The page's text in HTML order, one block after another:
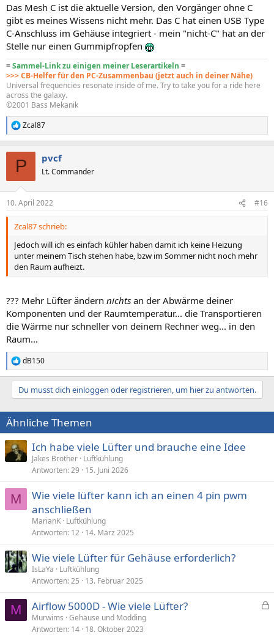
Das Mesh C ist die aktuelle Version, den Vorgänger ohne C
gibt es meines Wissens nicht mehr. Das C hat einen USB Type
C-Anschluss im Gehäuse integriert - mein "nicht-C" hat an der
Stelle nur einen Gummipfropfen
=Sammel-Link zu einigen meiner Leserartikeln =
>>> CB-Helfer für den PC-Zusammenbau (jetzt auch in deiner Nähe)
Universal frequencies resonate inside of me. Try to take you for a ride here
across the galaxy.
©2001 Bass Mekanik
R
e
e
n
Zcal87
P pvcf
Lt. Commander
10. April 2022 #16
Zcal87 schrieb:
Jedoch will ich es einfach kühler haben damit ich keine Heizung
unter meinem Tisch stehen habe, bzw im Sommer nicht noch mehr
den Raum aufheizt.
??? Mehr Lüfter ändern nichts an der Abwärme deiner
Komponenten und der Raumtemperatur... die Transportieren
die Wärme nur schneller von deinem Rechner weg... in den
Raum...
R
e
a
i
o
n
e
n
:
dB150
Du musst dich einloggen oder registrieren, um hier zu antworten.
Ähnliche Themen
Ich habe viele Lüfter und brauche eine Idee
Jakes Brother Luftkühlung
Antworten 29 15. Juni 2026
M
Wie viele lüfter kann ich an einen 4 pin pwm
anschließen
MarianK Luftkühlung
Antworten 12 14. März 2025
Wie viele Lüfter für Gehäuse erforderlich?
IsLaYa
Luftkühlung
Antworten 25 13. Februar 2025
M Airflow 5000D - Wie viele Lüfter?
Murwims Gehäuse und Modding
Antworten 14 18. Oktober 2023